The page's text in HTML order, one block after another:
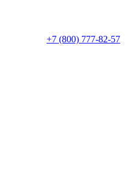
+7 (800) 777-82-57